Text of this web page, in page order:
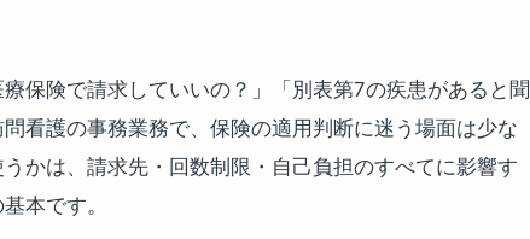
保険で請求していいの？」「別表第7の疾患があると聞
看護の事務業務で、保険の適用判断に迷う場面は少な
かは、請求先・回数制限・自己負担のすべてに影響す
本です。